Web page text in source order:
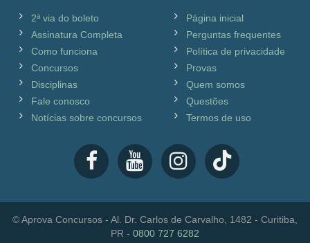
2ª via do boleto
Assinatura Completa
Como funciona
Concursos
Disciplinas
Fale conosco
Notícias sobre concursos
Página inicial
Perguntas frequentes
Política de privacidade
Provas
Quem somos
Questões
Termos de uso
© Aprova Concursos - Al. Dr. Carlos de Carvalho, 1482 - Curitiba,
PR - 0800 727 6282